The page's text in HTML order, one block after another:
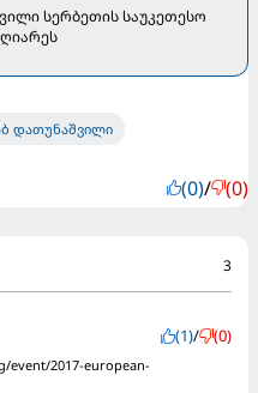
სერბეთის საუკეთესო
დათუნაშვილი
(0)/ (0)
3
(1)/ (0)
2017-european-